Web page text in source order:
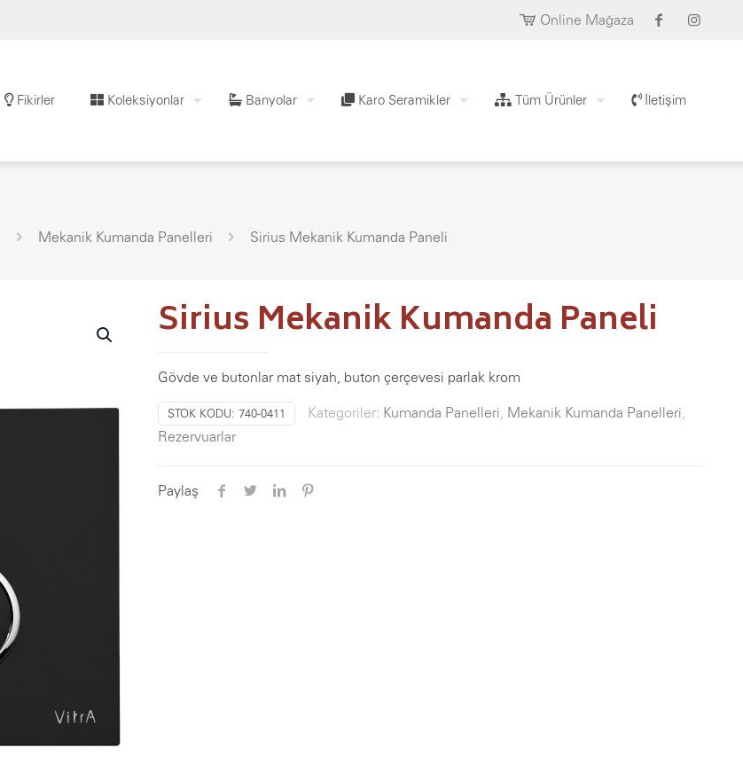
Online Mağaza
Fikirler Koleksiyonlar Banyolar Karo Seramikler Tüm Ürünler İletişim
Mekanik Kumanda Panelleri Sirius Mekanik Kumanda Paneli
Sirius Mekanik Kumanda Paneli
Gövde ve butonlar mat siyah, buton çerçevesi parlak krom
STOK KODU: 740-0411 Kategoriler: Kumanda Panelleri Mekanik Kumanda Panelleri
Rezervuarlar
Paylaş